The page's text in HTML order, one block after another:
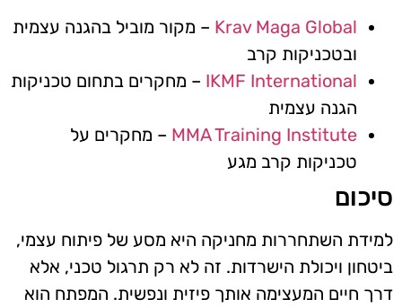
Krav Maga Global – מקור מוביל בהגנה עצמית
ובטכניקות קרב
IKMF International – מחקרים בתחום טכניקות
הגנה עצמית
MMA Training Institute – מחקרים על
טכניקות קרב מגע
סיכום
למידת השתחררות מחניקה היא מסע של פיתוח עצמי,
ביטחון ויכולת הישרדות. זה לא רק תרגול טכני, אלא
דרך חיים המעצימה אותך פיזית ונפשית. המפתח הוא